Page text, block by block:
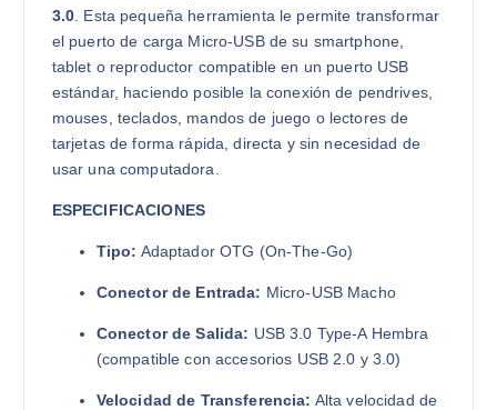
3.0 . Esta pequeña herramienta le permite transformar
el puerto de carga Micro-USB de su smartphone,
tablet o reproductor compatible en un puerto USB
estándar, haciendo posible la conexión de pendrives,
mouses, teclados, mandos de juego o lectores de
tarjetas de forma rápida, directa y sin necesidad de
usar una computadora.
ESPECIFICACIONES
Tipo: Adaptador OTG (On-The-Go)
Conector de Entrada: Micro-USB Macho
Conector de Salida: USB 3.0 Type-A Hembra
(compatible con accesorios USB 2.0 y 3.0)
Velocidad de Transferencia: Alta velocidad de